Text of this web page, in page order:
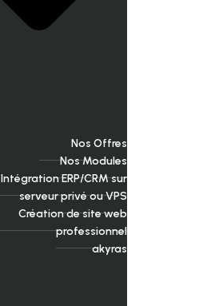
Nos Offres
Nos Modules
Intégration ERP/CRM sur
serveur privé ou VPS
Création de site web
professionnel
akyras